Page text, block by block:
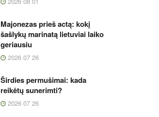
Majonezas prieš actą: kokį
šašlykų marinatą lietuviai laiko
geriausiu
2026 07 26
Širdies permušimai: kada
reikėtų sunerimti?
2026 07 26